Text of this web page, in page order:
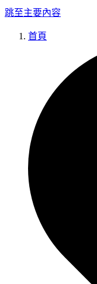
跳至主要內容
首頁